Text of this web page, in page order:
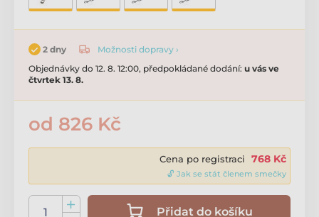
2 dny
Možnosti dopravy ›
Objednávky do 12. 8. 12:00, předpokládané dodání: u vás ve
čtvrtek 13. 8.
od 826 Kč
Cena po registraci 768 Kč
🔓 Jak se stát členem smečky
Přidat do košíku